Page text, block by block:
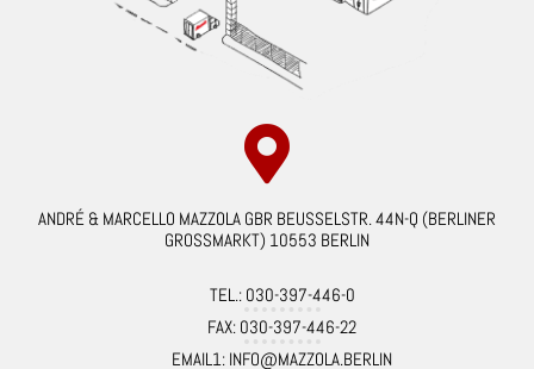
ANDRÉ & MARCELLO MAZZOLA GBR BEUSSELSTR. 44N-Q (BERLINER
GROSSMARKT) 10553 BERLIN
TEL.: 030-397-446-0
FAX: 030-397-446-22
EMAIL1: INFO@MAZZOLA.BERLIN